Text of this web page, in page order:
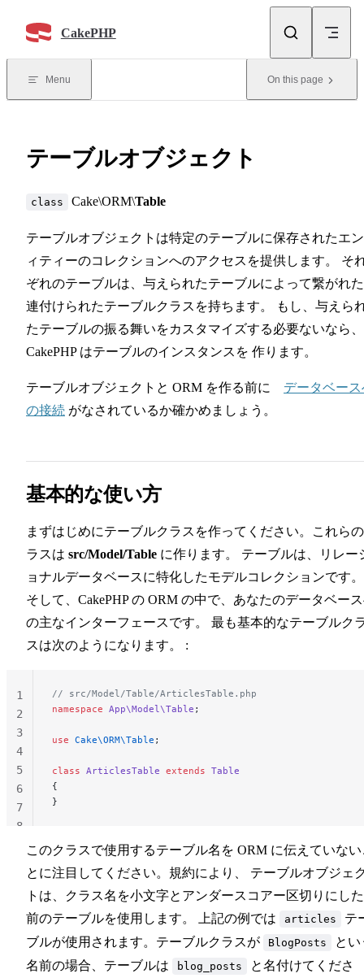
CakePHP
Menu On this page
テーブルオブジェクト
class Cake\ORM\Table
テーブルオブジェクトは特定のテーブルに保存されたエ
ィティーのコレクションへのアクセスを提供します。 そ
ぞれのテーブルは、与えられたテーブルによって繋がれ
連付けられたテーブルクラスを持ちます。 もし、与えら
たテーブルの振る舞いをカスタマイズする必要ないなら、
CakePHP はテーブルのインスタンスを 作ります。
テーブルオブジェクトと ORM を作る前に データベース
の接続 がなされているか確かめましょう。
基本的な使い方
まずはじめにテーブルクラスを作ってください。これら
ラスは src/Model/Table に作ります。 テーブルは、リレー
ョナルデータベースに特化したモデルコレクションです。
そして、CakePHP の ORM の中で、あなたのデータベー
の主なインターフェースです。 最も基本的なテーブルク
スは次のようになります。 :
// src/Model/Table/ArticlesTable.php
namespace App\Model\Table ;
use Cake\ORM\Table ;
class ArticlesTable extends Table
{
}
1
2
3
4
5
6
7
8
このクラスで使用するテーブル名を ORM に伝えていない
とに注目してください。規約により、 テーブルオブジェ
トは、クラス名を小文字とアンダースコアー区切りにし
前のテーブルを使用します。 上記の例では
articles
テ
ブルが使用されます。テーブルクラスが
BlogPosts
とい
名前の場合、テーブルは
blog_posts
と名付けてくださ